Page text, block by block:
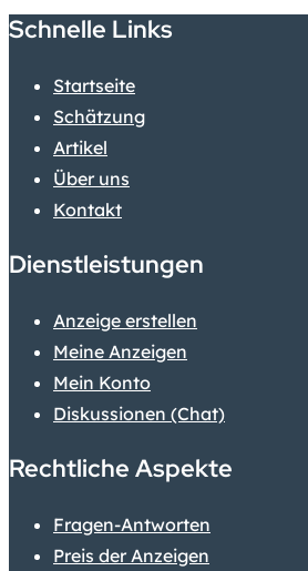
Schnelle Links
Startseite
Schätzung
Artikel
Über uns
Kontakt
Dienstleistungen
Anzeige erstellen
Meine Anzeigen
Mein Konto
Diskussionen (Chat)
Rechtliche Aspekte
Fragen-Antworten
Preis der Anzeigen